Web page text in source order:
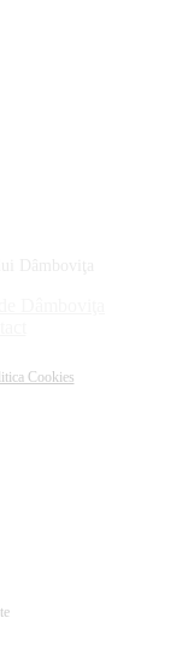
Cookies